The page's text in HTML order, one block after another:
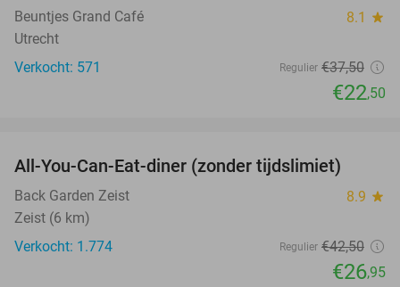
Beuntjes Grand Café 8.1 star
Utrecht
Verkocht: 571
Regulier €37,50
€22,50
All-You-Can-Eat-diner (zonder tijdslimiet)
Back Garden Zeist 8.9 star
Zeist (6 km)
Verkocht: 1.774
Regulier €42,50
€26,95